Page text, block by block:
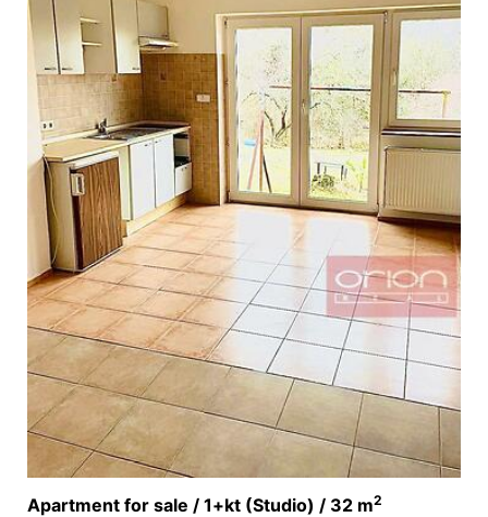
Apartment for sale / 1+kt (Studio) / 32 m2